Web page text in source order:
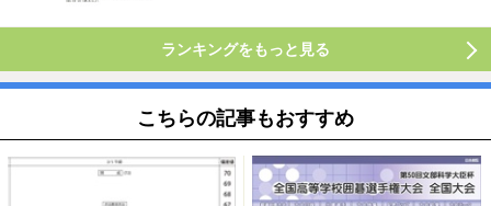
ランキングをもっと見る
こちらの記事もおすすめ